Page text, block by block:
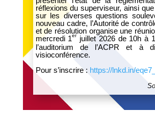
réflexions du superviseur, ainsi que
sur les diverses questions
nouveau cadre, l’Autorité de
et de résolution organise une
mercredi 1er juillet 2026 de 10h à
l’auditorium de l’ACPR et à
visioconférence.
Pour s’inscrire : https://lnkd.in/